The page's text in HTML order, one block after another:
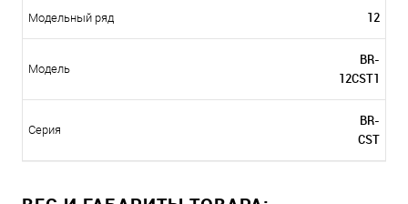
Модельный ряд 12
Модель
BR-
12CST1
Серия
BR-
CST